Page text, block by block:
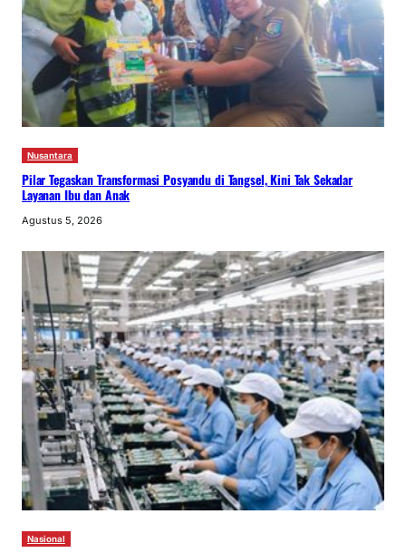
Nusantara
Pilar Tegaskan Transformasi Posyandu di Tangsel, Kini Tak Sekadar
Layanan Ibu dan Anak
Agustus 5, 2026
Nasional